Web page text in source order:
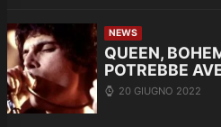
NEWS
QUEEN,
POTREBBE
20 GIUGNO 2022